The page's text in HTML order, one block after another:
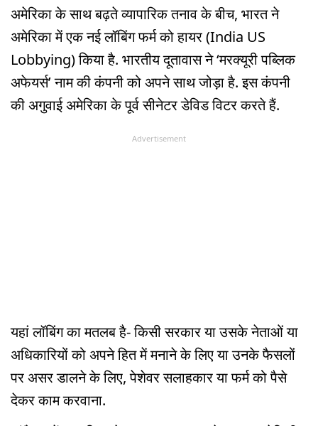
अमेरिका के साथ बढ़ते व्यापारिक तनाव के बीच, भारत ने
अमेरिका में एक नई लॉबिंग फर्म को हायर (India US
Lobbying) किया है. भारतीय दूतावास ने ‘मरक्यूरी पब्लिक
अफेयर्स’ नाम की कंपनी को अपने साथ जोड़ा है. इस कंपनी
की अगुवाई अमेरिका के पूर्व सीनेटर डेविड विटर करते हैं.
Advertisement
यहां लॉबिंग का मतलब है- किसी सरकार या उसके नेताओं या
अधिकारियों को अपने हित में मनाने के लिए या उनके फैसलों
पर असर डालने के लिए, पेशेवर सलाहकार या फर्म को पैसे
देकर काम करवाना.